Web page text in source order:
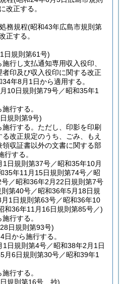
改正する。
務規程(昭和43年広島市規則第
正する。
日規則第61号)
行し支払通知専用収入役印、
印及び収入役印に関する改正
年8月1日から適用する。
10日規則第79号／昭和35年1
行する。
規則第9号)
行する。 ただし、印影を印刷
改正規定のうち、ごみ、もえ
収証書以外の文書に関する部
する。
1日規則第37号／昭和35年10月
35年11月15日規則第74号／昭
／昭和36年2月22日規則第7号
第40号／昭和36年5月18日規
1日規則第63号／昭和36年10
和36年11月16日規則第85号／)
行する。
日規則第93号)
から施行する。
1日規則第4号／昭和38年2月1日
月6日規則第30号／昭和39年1
行する。
規則第16号 抄)